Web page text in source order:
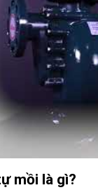
mồi là gì?